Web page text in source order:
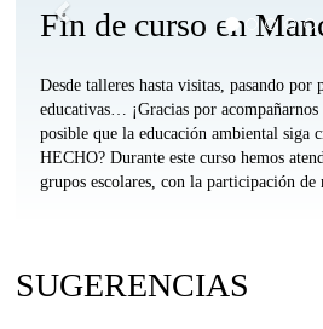
Arriba
Arriba
Fin de curso en
Desde talleres hasta visitas, pasando por
educativas… ¡Gracias por
posible que la educación ambiental siga
HECHO? Durante este curso hemos
grupos escolares, con la participación
SUGERENCIAS